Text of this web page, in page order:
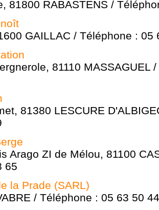
81800 RABASTENS /
GAILLAC / Téléphone : 05
81110 MASSAGUEL
81380 LESCURE
Arago ZI de Mélou, 81100
65
la Prade (SARL)
/ Téléphone : 05 63 50